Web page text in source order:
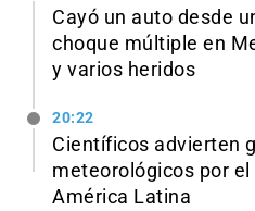
Cayó un auto desde
choque múltiple en
y varios heridos
20:22
Científicos advierten
meteorológicos por el
América Latina